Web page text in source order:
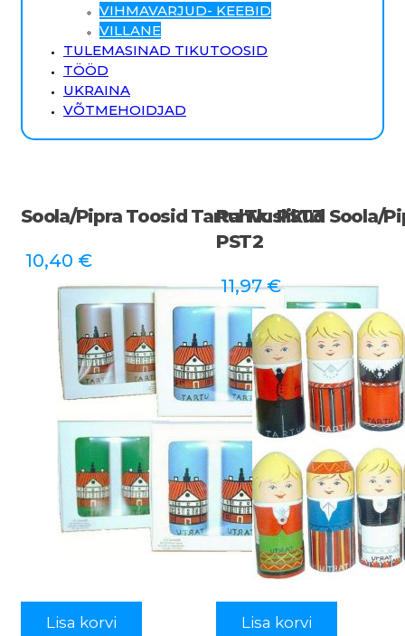
VIHMAVARJUD- KEEBID
VILLANE
TULEMASINAD TIKUTOOSID
TÖÖD
UKRAINA
VÕTMEHOIDJAD
Soola/pipra Toosid Tartu Tk. PST3
10,40 €
Lisa korvi
Rahvuslikud Soola/
PST2
11,97€
Lisa korvi